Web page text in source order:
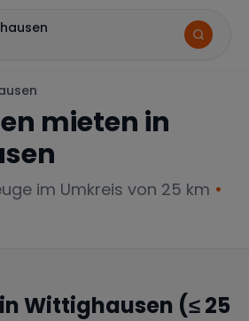
mieten in
im Umkreis von 25 km •
Wittighausen (≤ 25